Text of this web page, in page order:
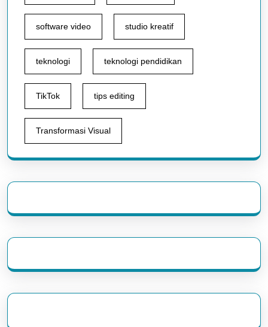
software video studio kreatif
teknologi teknologi pendidikan
TikTok tips editing
Transformasi Visual